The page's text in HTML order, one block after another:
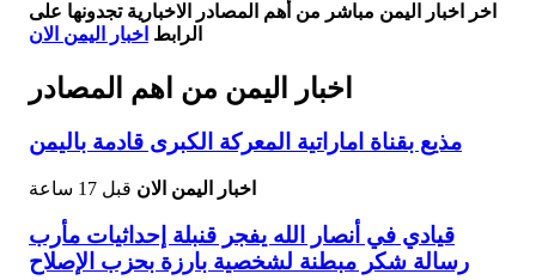
اخر اخبار اليمن مباشر من أهم المصادر الاخبارية تجدونها على
الرابط اخبار اليمن الان
اخبار اليمن من اهم المصادر
مذيع بقناة اماراتية المعركة الكبرى قادمة باليمن
اخبار اليمن الان قبل 17 ساعة
قيادي في أنصار الله يفجر قنبلة إحداثيات مأرب
رسالة شكر مبطنة لشخصية بارزة بحزب الإصلاح